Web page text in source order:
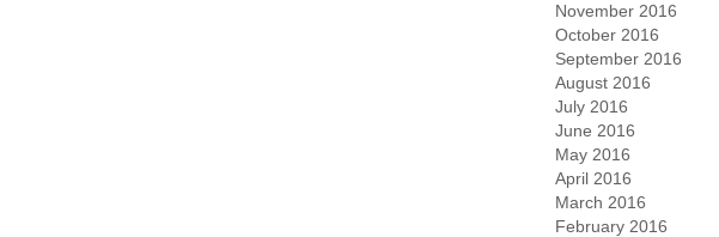
November 2016
October 2016
September 2016
August 2016
July 2016
June 2016
May 2016
April 2016
March 2016
February 2016